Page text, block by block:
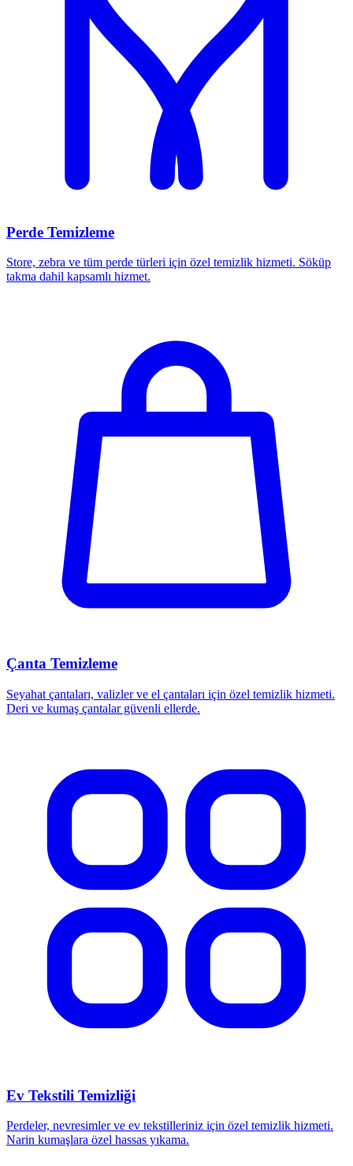
Perde Temizleme
Store, zebra ve tüm perde türleri için özel temizlik hizmeti. Söküp
takma dahil kapsamlı hizmet.
Çanta Temizleme
Seyahat çantaları, valizler ve el çantaları için özel temizlik hizmeti.
Deri ve kumaş çantalar güvenli ellerde.
Ev Tekstili Temizliği
Perdeler, nevresimler ve ev tekstilleriniz için özel temizlik hizmeti.
Narin kumaşlara özel hassas yıkama.